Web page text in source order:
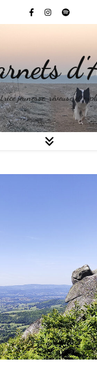
jeunesse, rêveuse et